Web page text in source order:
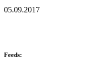
05.09.2017
Feeds: